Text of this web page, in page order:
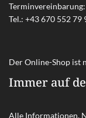
Terminvereinbarung:
Tel.: +43 670 552 79
Der Online-Shop ist
Immer auf
Alle Informationen,